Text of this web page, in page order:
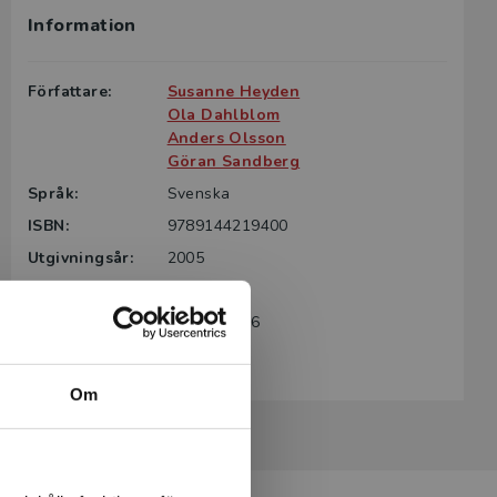
Om
boken
för din
kontakta
det gäller
Information
Författare:
Susanne Heyden
Ola Dahlblom
Anders Olsson
Göran Sandberg
Språk:
Svenska
ISBN:
9789144219400
Utgivningsår:
2005
Artikelnummer:
32955-SB06